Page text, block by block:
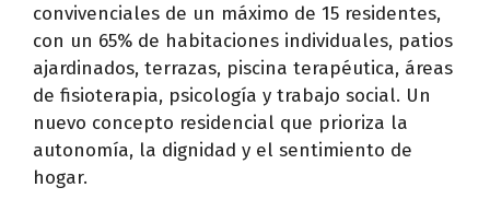
convivenciales de un máximo de 15 residentes,
con un 65% de habitaciones individuales, patios
ajardinados, terrazas, piscina terapéutica, áreas
de fisioterapia, psicología y trabajo social. Un
nuevo concepto residencial que prioriza la
autonomía, la dignidad y el sentimiento de
hogar.